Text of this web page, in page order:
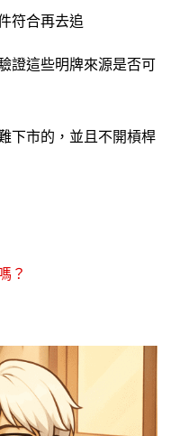
符合再去追
證這些明牌來源是否可
下市的，並且不開槓桿
？